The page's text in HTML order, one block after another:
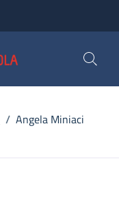
/ Angela Miniaci